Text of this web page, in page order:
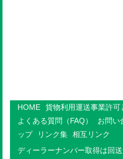
HOME 貨物利用運送事業許可
よくある質問（FAQ）
お問い
ップ
リンク集 相互リンク
ディーラーナンバー取得は回